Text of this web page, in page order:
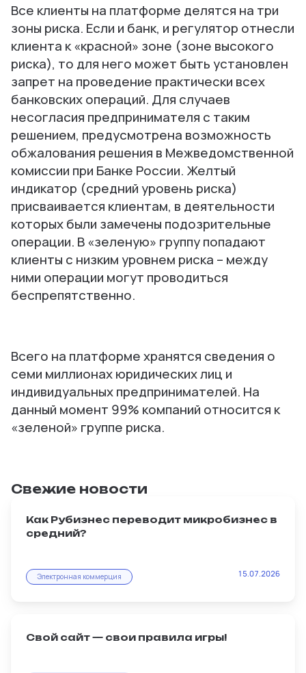
Все клиенты на платформе делятся на три
зоны риска. Если и банк, и регулятор отнесли
клиента к «красной» зоне (зоне высокого
риска), то для него может быть установлен
запрет на проведение практически всех
банковских операций. Для случаев
несогласия предпринимателя с таким
решением, предусмотрена возможность
обжалования решения в Межведомственной
комиссии при Банке России. Желтый
индикатор (средний уровень риска)
присваивается клиентам, в деятельности
которых были замечены подозрительные
операции. В «зеленую» группу попадают
клиенты с низким уровнем риска – между
ними операции могут проводиться
беспрепятственно.
Всего на платформе хранятся сведения о
семи миллионах юридических лиц и
индивидуальных предпринимателей. На
данный момент 99% компаний относится к
«зеленой» группе риска.
Свежие новости
Как Рубизнес переводит микробизнес в
средний?
продавца. И именно интернет-магазин на
Электронная коммерция 15.07.2026
Свой сайт — свои правила игры!